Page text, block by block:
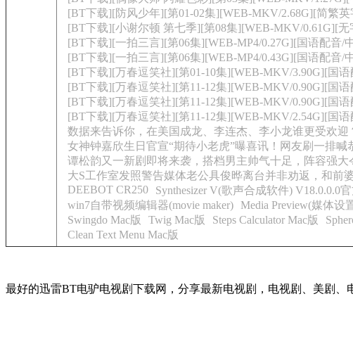
[BT下载][防风少年][第01-02集][WEB-MKV/2.68G][简繁
[BT下载][小谢尔顿 第七季][第08集][WEB-MKV/0.61G][
[BT下载][一拍三言][第06集][WEB-MP4/0.27G][国语配音/
[BT下载][一拍三言][第06集][WEB-MP4/0.43G][国语配音/
[BT下载][万春逗笑社][第01-10集][WEB-MKV/3.90G][国
[BT下载][万春逗笑社][第11-12集][WEB-MKV/0.90G][国
[BT下载][万春逗笑社][第11-12集][WEB-MKV/0.90G][国
[BT下载][万春逗笑社][第11-12集][WEB-MKV/2.54G][国
数据来告诉你，在美国成龙、李连杰、李小龙谁更受欢迎
女神钟嘉欣生日官宣“期待小老虎”曝喜讯！网友刷一排喊
谭松韵又一新剧即将来袭，搭档男主帅气十足，阵容强大
大S工作室发照警告媒体老公具俊晔离台并非劝返，和前
DEEBOT CR250
Synthesizer V(歌声合成软件) V18.0.0.0
win7自带视频编辑器(movie maker)
Media Preview(媒体设
Swingdo Mac版
Twig Mac版 Steps Calculator Mac版
Clean Text Menu Mac版
最好的迅雷BT电驴电视剧下载网，分享最新电视剧，电视剧、美剧